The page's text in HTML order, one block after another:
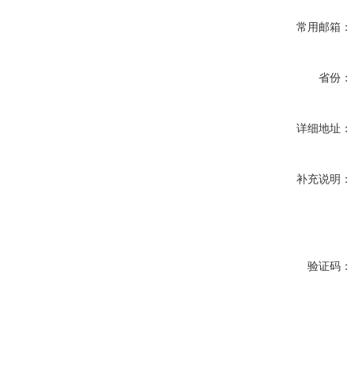
常用邮箱：
省份：
详细地址：
补充说明：
验证码：